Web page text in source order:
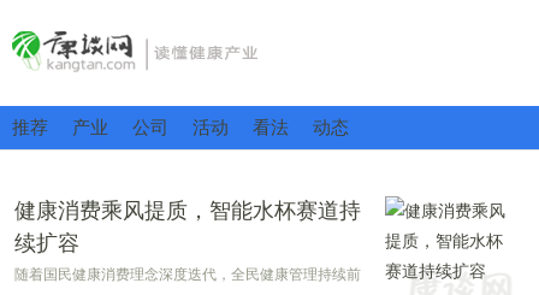
推荐 产业 公司 活动 看法 动态
健康消费乘风提质，智能水杯赛道持
续扩容
随着国民健康消费理念深度迭代，全民健康管理持续前